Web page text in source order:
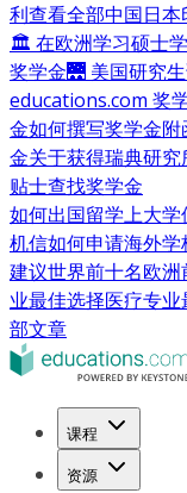
利查看全部中国日本
🏛 在欧洲学习硕士
奖学金🌉 美国研究
educations.com 奖
金如何撰写奖学金附
金关于获得瑞典研
贴士查找奖学金
如何出国留学上大学
机信如何申请海外学
建议世界前十名欧洲
业最佳选择医疗专业
部文章
课程
资源